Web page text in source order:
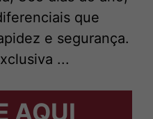
que
e segurança.
...
AQUI